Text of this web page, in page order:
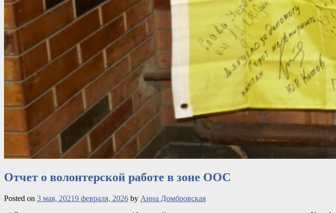
Отчет о волонтерской работе в зоне ООС
Posted on 3 мая, 20219 февраля, 2026 by Анна Домбровская